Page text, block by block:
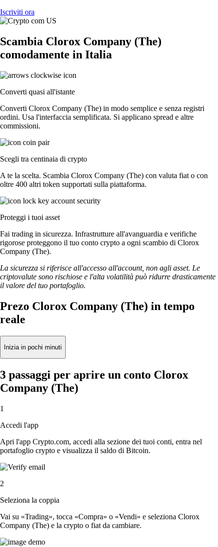
Iscriviti ora
Scambia Clorox Company (The)
comodamente in Italia
Converti quasi all'istante
Converti Clorox Company (The) in modo semplice e senza registri
ordini. Usa l'interfaccia semplificata. Si applicano spread e altre
commissioni.
Scegli tra centinaia di crypto
A te la scelta. Scambia Clorox Company (The) con valuta fiat o con
oltre 400 altri token supportati sulla piattaforma.
Proteggi i tuoi asset
Fai trading in sicurezza. Infrastrutture all'avanguardia e verifiche
rigorose proteggono il tuo conto crypto a ogni scambio di Clorox
Company (The).
La sicurezza si riferisce all'accesso all'account, non agli asset. Le
criptovalute sono rischiose e l'alta volatilità può ridurre drasticamente
il valore del tuo portafoglio.
Prezo Clorox Company (The) in tempo
reale
Inizia in pochi minuti
3 passaggi per aprire un conto Clorox
Company (The)
1
Accedi l'app
Apri l'app Crypto.com, accedi alla sezione dei tuoi conti, entra nel
portafoglio crypto e visualizza il saldo di Bitcoin.
2
Seleziona la coppia
Vai su «Trading», tocca «Compra» o «Vendi» e seleziona Clorox
Company (The) e la crypto o fiat da cambiare.